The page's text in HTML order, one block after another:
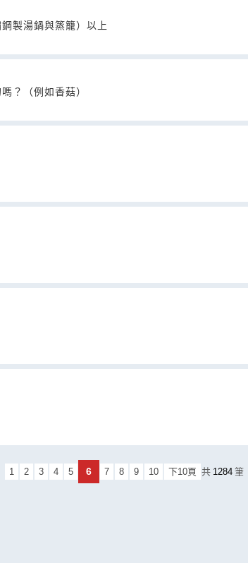
製湯鍋與篜籠）以上
？（例如香菇）
1 2 3 4 5 6 7 8 9 10 下10頁 共 1284 筆